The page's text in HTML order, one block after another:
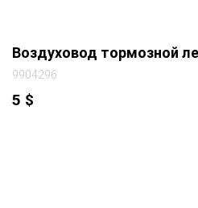
Воздуховод тормозной
9904296
5 $